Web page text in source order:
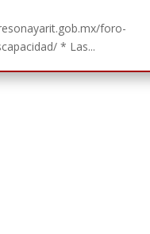
foro-
* Las...